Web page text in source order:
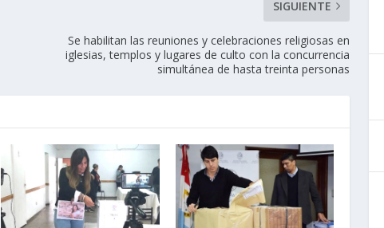
SIGUIENTE
Se habilitan las reuniones y celebraciones religiosas en
iglesias, templos y lugares de culto con la concurrencia
simultánea de hasta treinta personas